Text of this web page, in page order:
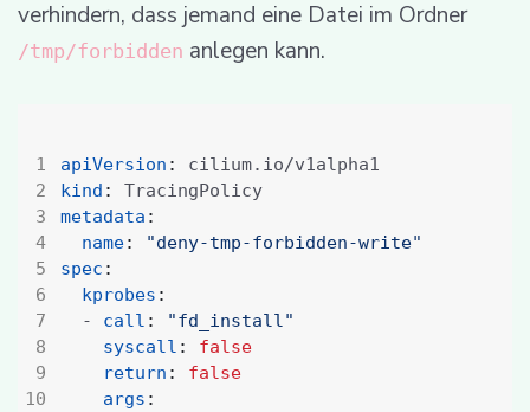
verhindern, dass jemand eine Datei im Ordner
/tmp/forbidden anlegen kann.
4
apiVersion :
cilium.io/v1alpha1
kind :
TracingPolicy
metadata :
name:
"deny-tmp-forbidden-write"
spec :
kprobes :
- call :
"fd_install"
syscall :
false
return :
false
args :